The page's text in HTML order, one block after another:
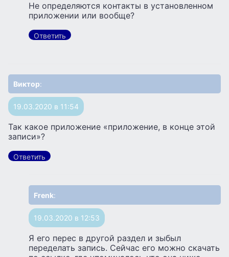
Не определяются контакты в установленном
приложении или вообще?
Ответить
Виктор:
19.03.2020 в 11:54
Так какое приложение «приложение, в конце этой
записи»?
Ответить
Frenk:
19.03.2020 в 12:53
Я его перес в другой раздел и зыбыл
переделать запись. Сейчас его можно скачать